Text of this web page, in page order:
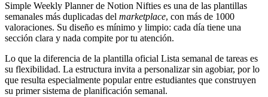
Simple Weekly Planner de Notion Nifties es una de las plantillas
semanales más duplicadas del marketplace, con más de 1000
valoraciones. Su diseño es mínimo y limpio: cada día tiene una
sección clara y nada compite por tu atención.
Lo que la diferencia de la plantilla oficial Lista semanal de tareas es
su flexibilidad. La estructura invita a personalizar sin agobiar, por lo
que resulta especialmente popular entre estudiantes que construyen
su primer sistema de planificación semanal.